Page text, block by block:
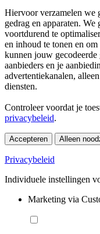
Hiervoor verzamelen we
gedrag en apparaten.
voortdurend te
en inhoud te tonen en
kunnen jouw gecodeerde
aanbieders en je
advertentiekanalen,
diensten.
Controleer voordat je
privacybeleid.
Accepteren Alleen
Privacybeleid
Individuele instellingen
Marketing via